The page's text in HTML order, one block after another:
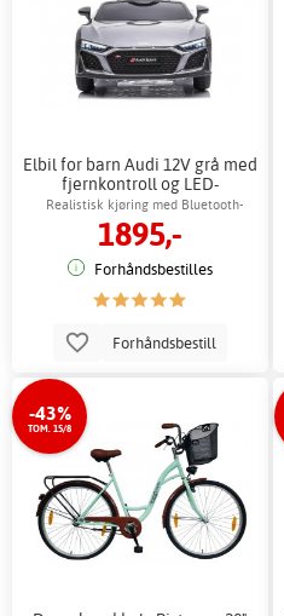
Elbil for barn Audi 12V grå med
fjernkontroll og LED-
frontlykter
Realistisk kjøring med Bluetooth-
musikk
1895,-
Forhåndsbestilles
Forhåndsbestill
-43%
TOM. 15/8